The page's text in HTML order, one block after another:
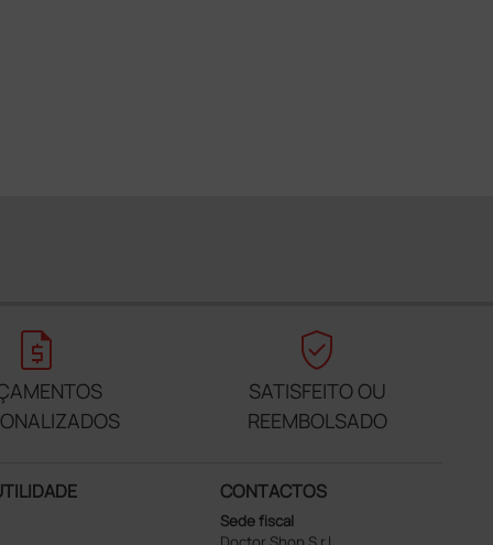
request_quote verified_user
SATISFEITO OU
REEMBOLSADO
CONTACTOS
Sede fiscal